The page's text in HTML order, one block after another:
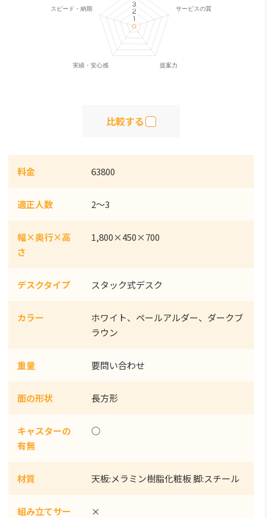
比較する
料金 63800
適正人数 2～3
幅×奥行×高
さ
1,800×450×700
デスクタイプ スタック式デスク
カラー
ホワイト、ペールアルダー、ダークブ
ラウン
重量 要問い合わせ
面の形状 長方形
キャスターの
有無
○
材質 天板:メラミン樹脂化粧板 脚:スチール
組み立てサー
×